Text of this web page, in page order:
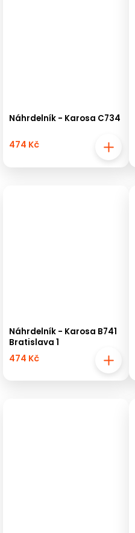
Náhrdelník - Karosa C734
474 Kč
Náhrdelník - Karosa B741
Bratislava 1
474 Kč